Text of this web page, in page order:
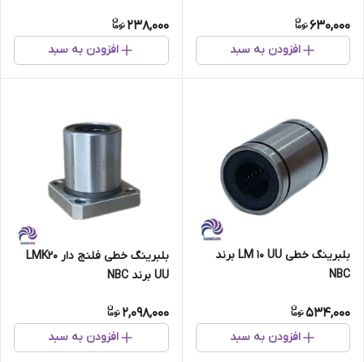
630,000
افزودن به سبد
238,000
افزودن به سبد
بلبرینگ خطی LM 10 UU برند
NBC
534,000
افزودن به سبد
بلبرینگ خطی فلنج دار LMK20
UU برند NBC
2,098,000
افزودن به سبد